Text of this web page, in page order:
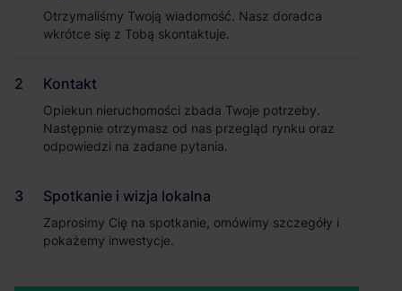
Magazyn 7R Park Poznań West
Tarnowo Podgórne , Wielkopolskie
Otrzymaliśmy Twoją wiadomość. Nasz doradca
wkrótce się z Tobą skontaktuje.
Kontakt
Opiekun nieruchomości zbada Twoje potrzeby.
Następnie otrzymasz od nas przegląd rynku oraz
odpowiedzi na zadane pytania.
Spotkanie i wizja lokalna
Zaprosimy Cię na spotkanie, omówimy szczegóły i
pokażemy inwestycje.
Imię i nazwisko
Nazwa firmy
Email służbowy
Otrzymaliśmy Twoją wiadomość. Nasz doradca
wkrótce się z Tobą skontaktuje.
Kontakt
Opiekun nieruchomości zbada Twoje potrzeby.
Następnie otrzymasz od nas przegląd rynku oraz
odpowiedzi na zadane pytania.
Spotkanie i wizja lokalna
Zaprosimy Cię na spotkanie, omówimy szczegóły i
pokażemy inwestycje.